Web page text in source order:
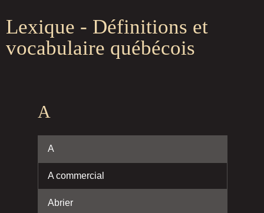
Lexique - Définitions et
vocabulaire québécois
A
A
A commercial
Abrier